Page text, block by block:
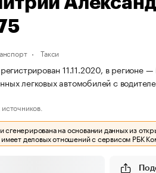
Такси
11.11.2020, в регионе
легковых автомобилей с
на основании данных из
деловых отношений с сервисом РБК